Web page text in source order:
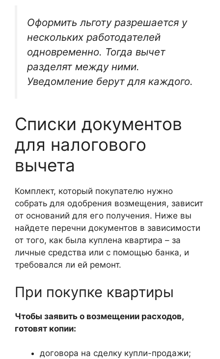
Оформить льготу разрешается у
нескольких работодателей
одновременно. Тогда вычет
разделят между ними.
Уведомление берут для каждого.
Списки документов
для налогового
вычета
Комплект, который покупателю нужно
собрать для одобрения возмещения, зависит
от оснований для его получения. Ниже вы
найдете перечни документов в зависимости
от того, как была куплена квартира – за
личные средства или с помощью банка, и
требовался ли ей ремонт.
При покупке квартиры
Чтобы заявить о возмещении расходов,
готовят копии:
договора на сделку купли-продажи;